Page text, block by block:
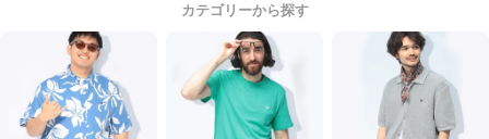
カテゴリーから探す